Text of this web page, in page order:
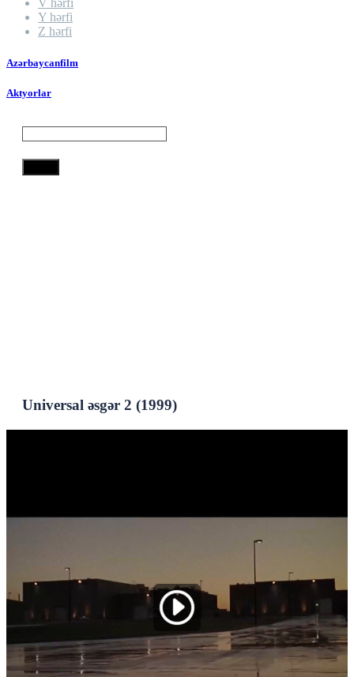
V hərfi
Y hərfi
Z hərfi
Azərbaycanfilm
Aktyorlar
Universal əsgər 2 (1999)